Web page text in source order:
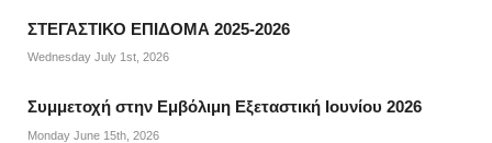
ΣΤΕΓΑΣΤΙΚΟ ΕΠΙΔΟΜΑ 2025-2026
Wednesday July 1st, 2026
Συμμετοχή στην Εμβόλιμη Εξεταστική Ιουνίου 2026
Monday June 15th, 2026